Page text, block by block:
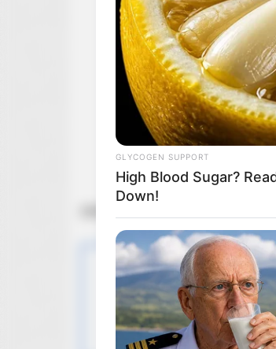
GLYCOGEN SUPPORT
High Blood Sugar?
Down!
BRAINBERRIES
Who Will Take On The
Rumors